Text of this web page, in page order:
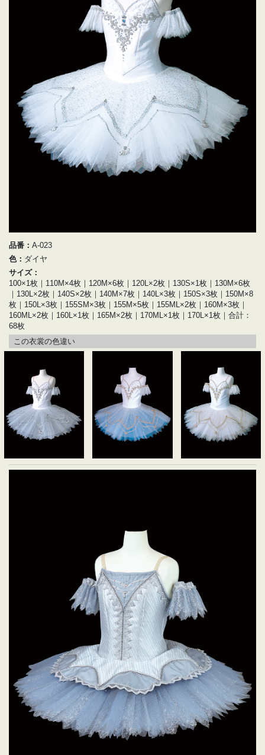
品番： A-023
色： ダイヤ
サイズ：
100×1枚｜110M×4枚｜120M×6枚｜120L×2枚｜130S×1枚｜130M×6枚
｜130L×2枚｜140S×2枚｜140M×7枚｜140L×3枚｜150S×3枚｜150M×8
枚｜150L×3枚｜155SM×3枚｜155M×5枚｜155ML×2枚｜160M×3枚｜
160ML×2枚｜160L×1枚｜165M×2枚｜170ML×1枚｜170L×1枚｜合計：
68枚
この衣裳の色違い